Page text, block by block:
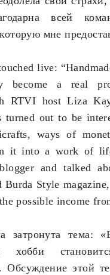
всей
мне
live:
become a real
RTVI host Liza
turned out to be
ways of
it into a work of
and talked
Burda Style
possible income
тема:
хобби
Обсуждение этой